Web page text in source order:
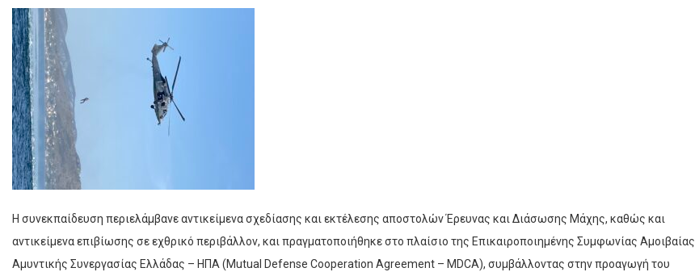
Η συνεκπαίδευση περιελάμβανε αντικείμενα σχεδίασης και εκτέλεσης αποστολών Έρευνας και Διάσωσης Μάχης, καθώς και
αντικείμενα επιβίωσης σε εχθρικό περιβάλλον, και πραγματοποιήθηκε στο πλαίσιο της Επικαιροποιημένης Συμφωνίας Αμοιβαίας
Αμυντικής Συνεργασίας Ελλάδας – ΗΠΑ (Mutual Defense Cooperation Agreement – MDCA), συμβάλλοντας στην προαγωγή του